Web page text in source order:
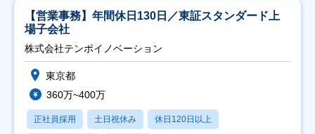
【営業事務】年間休日130日／東証スタンダード上
場子会社
株式会社テンポイノベーション
東京都
360万~400万
正社員採用 土日祝休み 休日120日以上